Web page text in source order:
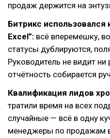
продаж держится на
Битрикс использовался
Excel”: всё вперемешку,
статусы дублируются,
Руководитель не видит ни
отчётность собирается
Квалификация лидов
тратили время на всех
случайные — всё в одну
менеджеры по продажам